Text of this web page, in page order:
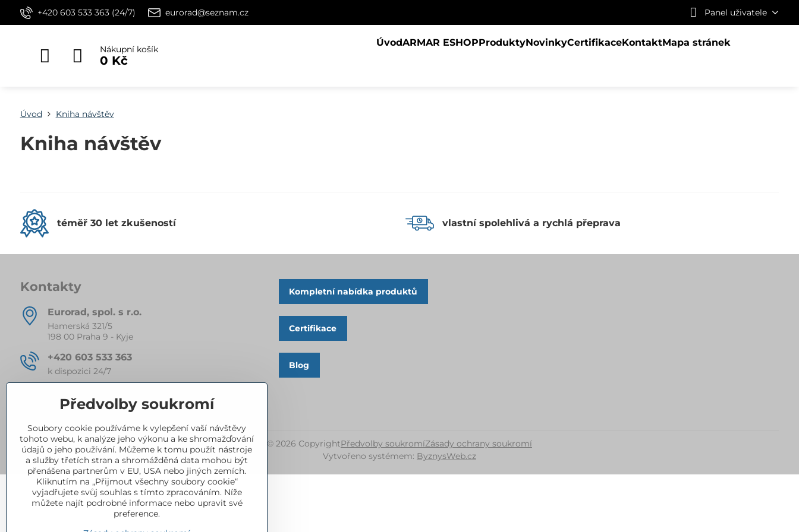
+420 603 533 363 (24/7) eurorad@seznam.cz Panel uživatele
Nákupní košík
0 Kč
ÚvodARMAR ESHOPProduktyNovinkyCertifikaceKontaktMapa stránek
Úvod Kniha návštěv
Kniha návštěv
téměř 30 let zkušeností vlastní spolehlivá a rychlá přeprava
Kontakty
Eurorad, spol​. s r​.o​.
Hamerská 321/5
198 00 Praha 9 - Kyje
+420 603 533 363
k dispozici 24/7
eurorad​@seznam​.cz
Kompletní nabídka produktů
Certifikace
Blog
© 2026 CopyrightPředvolby soukromíZásady ochrany soukromí
Vytvořeno systémem: ByznysWeb.cz
Předvolby soukromí
Soubory cookie používáme k vylepšení vaší návštěvy
tohoto webu, k analýze jeho výkonu a ke shromažďování
údajů o jeho používání. Můžeme k tomu použít nástroje
a služby třetích stran a shromážděná data mohou být
přenášena partnerům v EU, USA nebo jiných zemích.
Kliknutím na „Přijmout všechny soubory cookie“
vyjadřujete svůj souhlas s tímto zpracováním. Níže
můžete najít podrobné informace nebo upravit své
preference.